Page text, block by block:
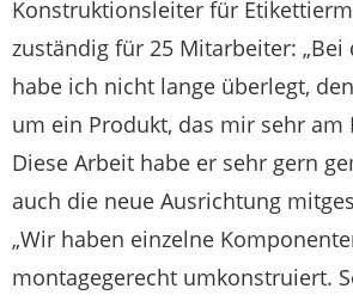
Konstruktionsleiter für
zuständig für 25 Mitarbeiter: „Bei
habe ich nicht lange überlegt,
um ein Produkt, das mir sehr am
Diese Arbeit habe er sehr gern
auch die neue Ausrichtung
„Wir haben einzelne
montagegerecht umkonstruiert.